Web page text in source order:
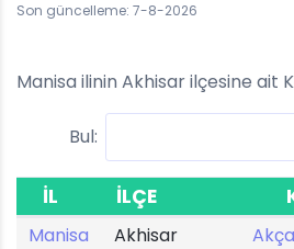
Son güncelleme: 7-8-2026
Manisa ilinin Akhisar ilçesine ait
Bul:
İL İLÇE
Manisa Akhisar